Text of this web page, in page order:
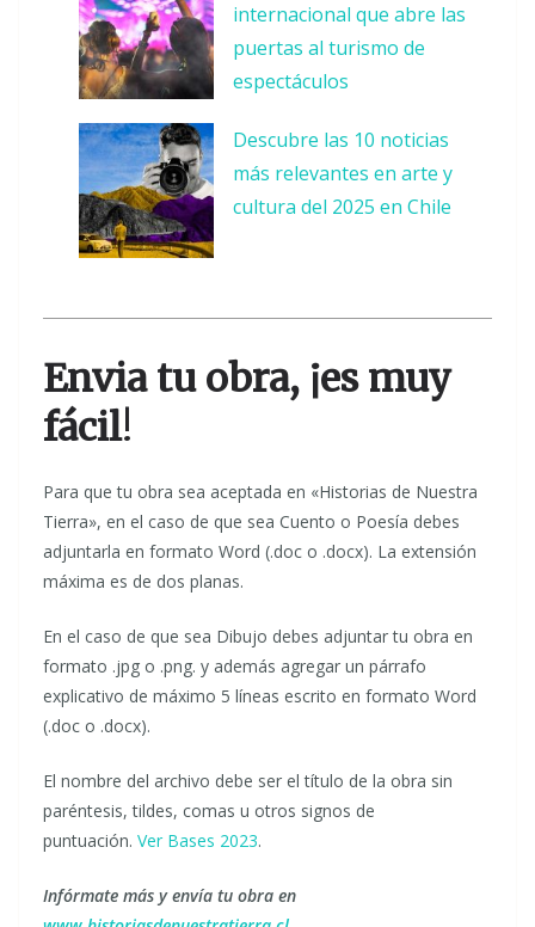
internacional que abre las
puertas al turismo de
espectáculos
Descubre las 10 noticias
más relevantes en arte y
cultura del 2025 en Chile
Envia tu obra, ¡es muy
fácil!
Para que tu obra sea aceptada en «Historias de Nuestra
Tierra», en el caso de que sea Cuento o Poesía debes
adjuntarla en formato Word (.doc o .docx). La extensión
máxima es de dos planas.
En el caso de que sea Dibujo debes adjuntar tu obra en
formato .jpg o .png. y además agregar un párrafo
explicativo de máximo 5 líneas escrito en formato Word
(.doc o .docx).
El nombre del archivo debe ser el título de la obra sin
paréntesis, tildes, comas u otros signos de
puntuación. Ver Bases 2023.
Infórmate más y envía tu obra en